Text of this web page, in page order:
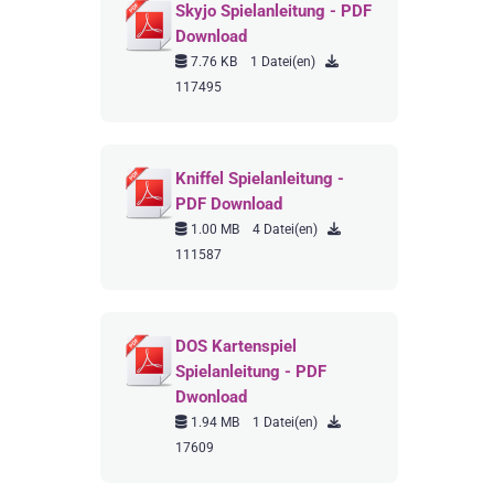
Skyjo Spielanleitung - PDF
Download
7.76 KB
1 Datei(en)
117495
Kniffel Spielanleitung -
PDF Download
1.00 MB
4 Datei(en)
111587
DOS Kartenspiel
Spielanleitung - PDF
Dwonload
1.94 MB
1 Datei(en)
17609